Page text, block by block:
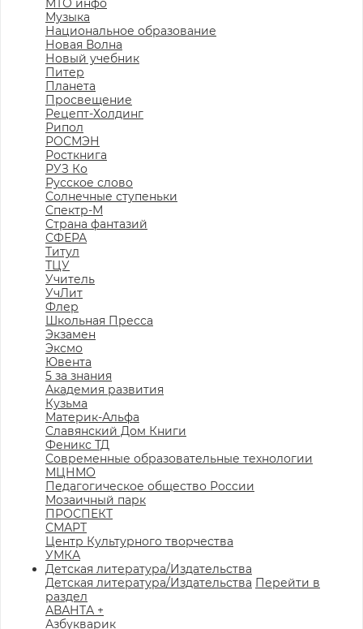
МТО инфо
Музыка
Национальное образование
Новая Волна
Новый учебник
Питер
Планета
Просвещение
Рецепт-Холдинг
Рипол
РОСМЭН
Росткнига
РУЗ Ко
Русское слово
Солнечные ступеньки
Спектр-М
Страна фантазий
СФЕРА
Титул
ТЦУ
Учитель
УчЛит
Флер
Школьная Пресса
Экзамен
Эксмо
Ювента
5 за знания
Академия развития
Кузьма
Материк-Альфа
Славянский Дом Книги
Феникс ТД
Современные образовательные технологии
МЦНМО
Педагогическое общество России
Мозаичный парк
ПРОСПЕКТ
СМАРТ
Центр Культурного творчества
УМКА
Детская литература/Издательства
Детская литература/Издательства Перейти в
раздел
АВАНТА +
Азбукварик